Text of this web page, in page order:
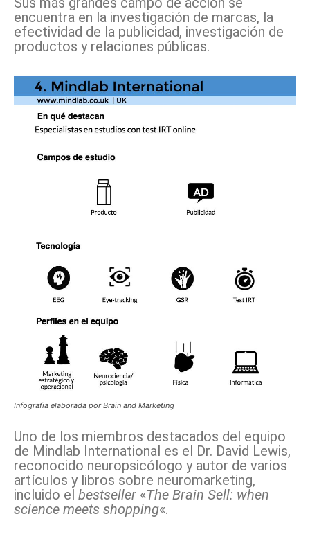
encuentra en la investigación de marcas, la
efectividad de la publicidad, investigación de
productos y relaciones públicas.
Infografia elaborada por Brain and Marketing
Uno de los miembros destacados del equipo
de Mindlab International es el Dr. David Lewis,
reconocido neuropsicólogo y autor de varios
artículos y libros sobre neuromarketing,
incluido el bestseller «The Brain Sell: when
science meets shopping«.